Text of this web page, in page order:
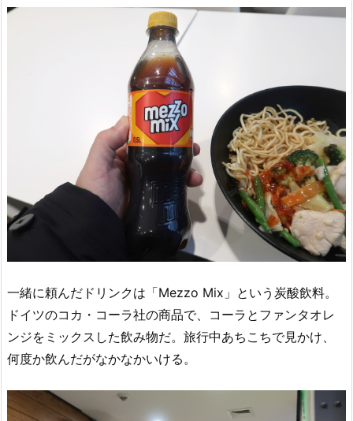
一緒に頼んだドリンクは「Mezzo Mix」という炭酸飲料。
ドイツのコカ・コーラ社の商品で、コーラとファンタオレ
ンジをミックスした飲み物だ。旅行中あちこちで見かけ、
何度か飲んだがなかなかいける。